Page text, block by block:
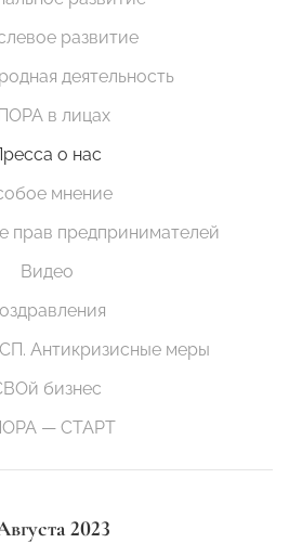
развитие
деятельность
в лицах
о нас
мнение
прав предпринимателей
Видео
Антикризисные меры
бизнес
— СТАРТ
2023